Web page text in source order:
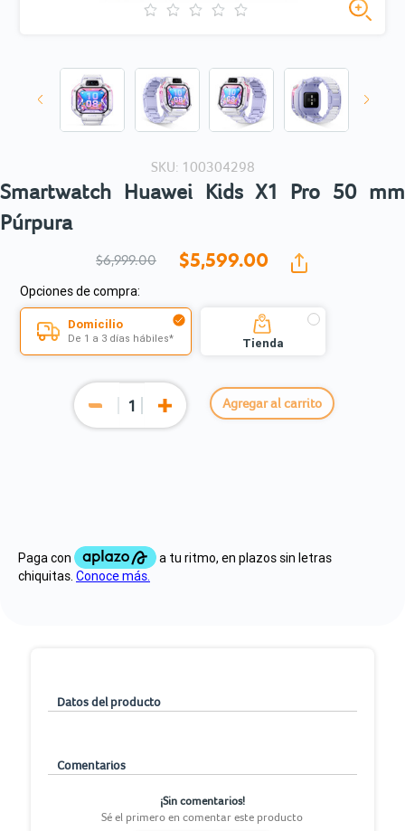
SKU: 100304298
Smartwatch Huawei Kids X1 Pro 50 mm
Púrpura
$6,999.00 $5,599.00
Opciones de compra:
Domicilio
De 1 a 3 días hábiles* Tienda
Agregar al carrito
Datos del producto
Comentarios
¡Sin comentarios!
Sé el primero en comentar este producto